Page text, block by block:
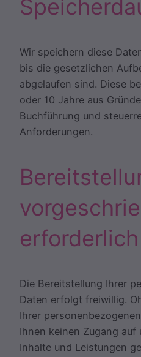
Wir speichern diese
bis die gesetzlichen
abgelaufen sind. Diese
oder 10 Jahre aus
Buchführung und
Anforderungen.
erforderlich
Die Bereitstellung Ihrer
Daten erfolgt freiwillig.
Ihrer
Ihnen keinen Zugang auf
Inhalte und Leistungen